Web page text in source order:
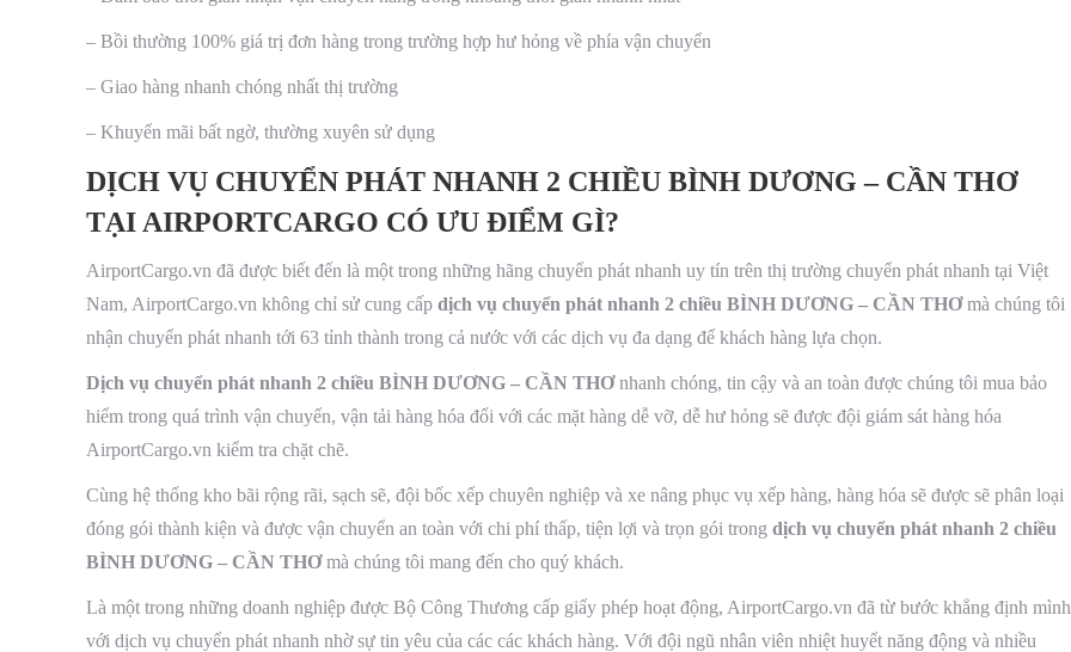
– Bồi thường 100% giá trị đơn hàng trong trường hợp hư hỏng về phía vận chuyển
– Giao hàng nhanh chóng nhất thị trường
– Khuyến mãi bất ngờ, thường xuyên sử dụng
DỊCH VỤ CHUYỂN PHÁT NHANH 2 CHIỀU BÌNH DƯƠNG – CẦN THƠ
TẠI AIRPORTCARGO CÓ ƯU ĐIỂM GÌ?
AirportCargo.vn đã được biết đến là một trong những hãng chuyển phát nhanh uy tín trên thị trường chuyển phát nhanh tại Việt
Nam, AirportCargo.vn không chỉ sử cung cấp dịch vụ chuyển phát nhanh 2 chiều BÌNH DƯƠNG – CẦN THƠmà chúng tôi
nhận chuyển phát nhanh tới 63 tỉnh thành trong cả nước với các dịch vụ đa dạng để khách hàng lựa chọn.
Dịch vụ chuyển phát nhanh 2 chiều BÌNH DƯƠNG – CẦN THƠnhanh chóng, tin cậy và an toàn được chúng tôi mua bảo
hiểm trong quá trình vận chuyển, vận tải hàng hóa đối với các mặt hàng dễ vỡ, dễ hư hỏng sẽ được đội giám sát hàng hóa
AirportCargo.vn kiểm tra chặt chẽ.
Cùng hệ thống kho bãi rộng rãi, sạch sẽ, đội bốc xếp chuyên nghiệp và xe nâng phục vụ xếp hàng, hàng hóa sẽ được sẽ phân loại
đóng gói thành kiện và được vận chuyển an toàn với chi phí thấp, tiện lợi và trọn gói trong dịch vụ chuyển phát nhanh 2 chiều
BÌNH DƯƠNG – CẦN THƠmà chúng tôi mang đến cho quý khách.
Là một trong những doanh nghiệp được Bộ Công Thương cấp giấy phép hoạt động, AirportCargo.vn đã từ bước khẳng định mình
với dịch vụ chuyển phát nhanh nhờ sự tin yêu của các các khách hàng. Với đội ngũ nhân viên nhiệt huyết năng động và nhiều